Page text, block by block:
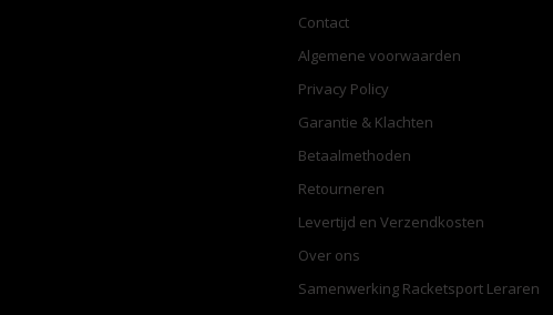
Contact
Algemene voorwaarden
Privacy Policy
Garantie & Klachten
Betaalmethoden
Retourneren
Levertijd en Verzendkosten
Over ons
Samenwerking Racketsport Leraren